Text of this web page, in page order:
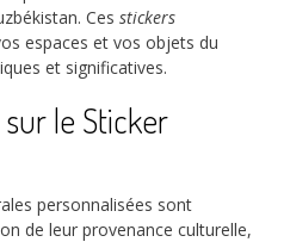
Ces stickers
espaces et vos objets du
et significatives.
le Sticker
personnalisées sont
de leur provenance culturelle,